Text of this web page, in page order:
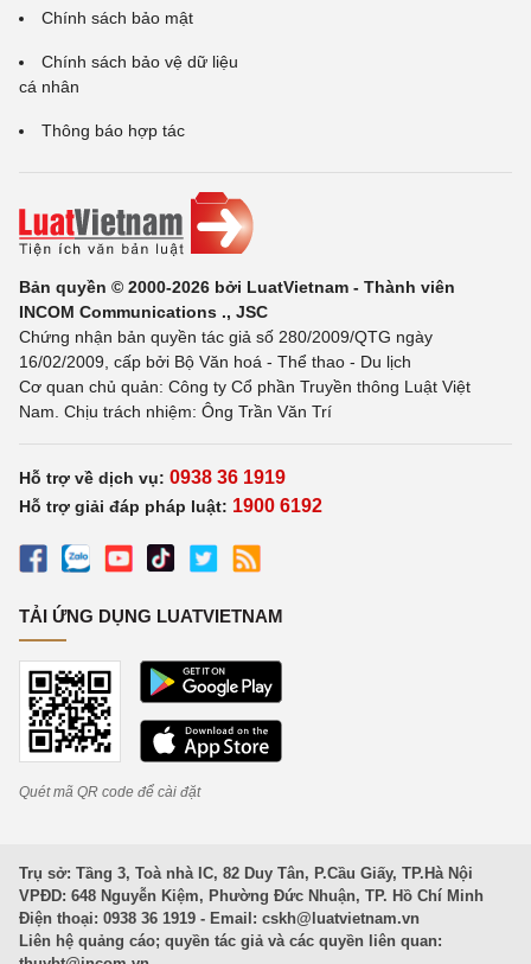
Chính sách bảo mật
Chính sách bảo vệ dữ liệu
cá nhân
Thông báo hợp tác
Bản quyền © 2000-2026 bởi LuatVietnam - Thành viên
INCOM Communications ., JSC
Chứng nhận bản quyền tác giả số 280/2009/QTG ngày
16/02/2009, cấp bởi Bộ Văn hoá - Thể thao - Du lịch
Cơ quan chủ quản: Công ty Cổ phần Truyền thông Luật Việt
Nam. Chịu trách nhiệm: Ông Trần Văn Trí
Hỗ trợ về dịch vụ: 0938 36 1919
Hỗ trợ giải đáp pháp luật: 1900 6192
TẢI ỨNG DỤNG LUATVIETNAM
Quét mã QR code để cài đặt
Trụ sở: Tầng 3, Toà nhà IC, 82 Duy Tân, P.Cầu Giấy, TP.Hà Nội
VPĐD: 648 Nguyễn Kiệm, Phường Đức Nhuận, TP. Hồ Chí Minh
Điện thoại: 0938 36 1919 - Email: cskh@luatvietnam.vn
Liên hệ quảng cáo; quyền tác giả và các quyền liên quan: